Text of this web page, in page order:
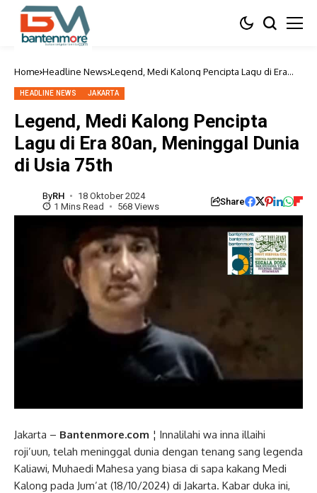
Home Headline News Legend, Medi Kalong Pencipta Lagu di Era
HEADLINE NEWS JAKARTA
Legend, Medi Kalong Pencipta
Lagu di Era 80an, Meninggal Dunia
di Usia 75th
ByRH
18 Oktober 2024
1 Mins Read
568 Views Share
Jakarta – Bantenmore.com ¦ Innalilahi wa inna illaihi
roji’uun, telah meninggal dunia dengan tenang sang legenda
Kaliawi, Muhaedi Mahesa yang biasa di sapa kakang Medi
Kalong pada Jum’at (18/10/2024) di Jakarta. Kabar duka ini,